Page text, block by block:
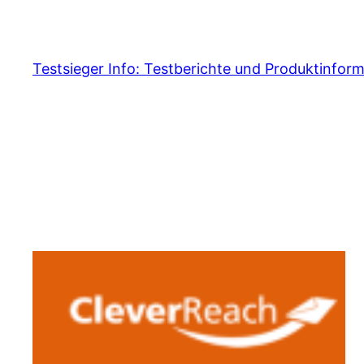
content
Testsieger Info: Testberichte und